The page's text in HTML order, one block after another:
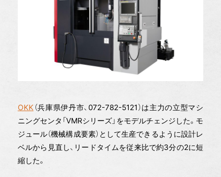
OKK（兵庫県伊丹市、072-782-5121）は主力の立型マシ
ニングセンタ「VMRシリーズ」をモデルチェンジした。モ
ジュール（機械構成要素）として生産できるように設計レ
ベルから見直し、リードタイムを従来比で約3分の2に短
縮した。